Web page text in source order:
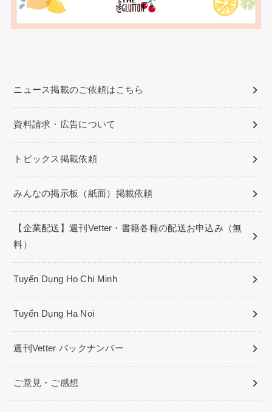
ニュース掲載のご依頼はこちら
資料請求・広告について
トピックス掲載依頼
みんなの掲示板（紙面）掲載依頼
【企業配送】週刊Vetter・書籍各種の配送お申込み（無
料）
Tuyển Dụng Ho Chi Minh
Tuyển Dụng Ha Noi
週刊Vetter バックナンバー
ご意見・ご感想